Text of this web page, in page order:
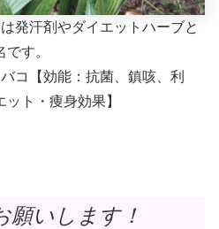
発汗剤やダイエットハーブと
す。
コ【効能：抗菌、鎮咳、利
ト・痩身効果】
願いします！